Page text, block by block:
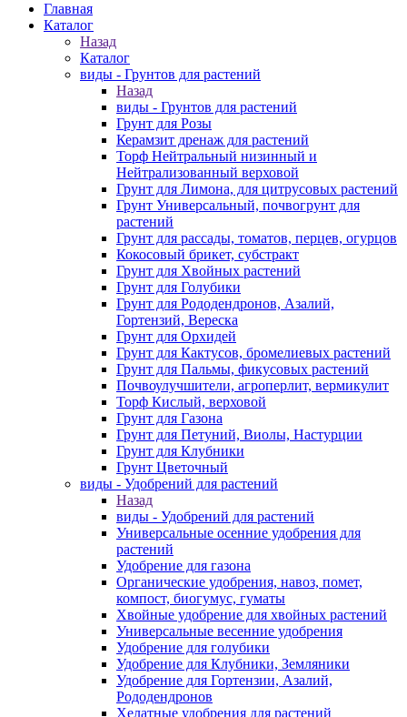
Главная
Каталог
Назад
Каталог
виды - Грунтов для растений
Назад
виды - Грунтов для растений
Грунт для Розы
Керамзит дренаж для растений
Торф Нейтральный низинный и
Нейтрализованный верховой
Грунт для Лимона, для цитрусовых растений
Грунт Универсальный, почвогрунт для
растений
Грунт для рассады, томатов, перцев, огурцов
Кокосовый брикет, субстракт
Грунт для Хвойных растений
Грунт для Голубики
Грунт для Рододендронов, Азалий,
Гортензий, Вереска
Грунт для Орхидей
Грунт для Кактусов, бромелиевых растений
Грунт для Пальмы, фикусовых растений
Почвоулучшители, агроперлит, вермикулит
Торф Кислый, верховой
Грунт для Газона
Грунт для Петуний, Виолы, Настурции
Грунт для Клубники
Грунт Цветочный
виды - Удобрений для растений
Назад
виды - Удобрений для растений
Универсальные осенние удобрения для
растений
Удобрение для газона
Органические удобрения, навоз, помет,
компост, биогумус, гуматы
Хвойные удобрение для хвойных растений
Универсальные весенние удобрения
Удобрение для голубики
Удобрение для Клубники, Земляники
Удобрение для Гортензии, Азалий,
Рододендронов
Хелатные удобрения для растений